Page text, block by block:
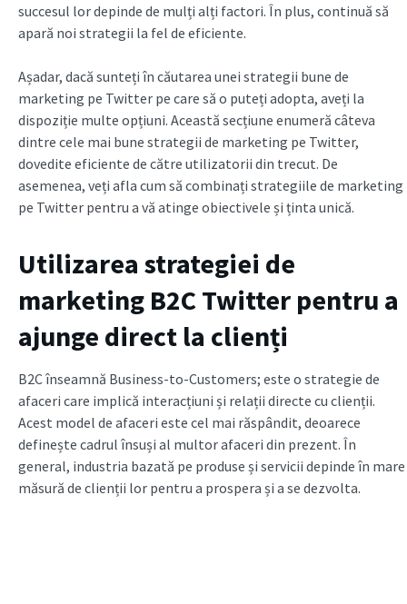
succesul lor depinde de mulți alți factori. În plus, continuă să
apară noi strategii la fel de eficiente.
Așadar, dacă sunteți în căutarea unei strategii bune de
marketing pe Twitter pe care să o puteți adopta, aveți la
dispoziție multe opțiuni. Această secțiune enumeră câteva
dintre cele mai bune strategii de marketing pe Twitter,
dovedite eficiente de către utilizatorii din trecut. De
asemenea, veți afla cum să combinați strategiile de marketing
pe Twitter pentru a vă atinge obiectivele și ținta unică.
Utilizarea strategiei de
marketing B2C Twitter pentru a
ajunge direct la clienți
B2C înseamnă Business-to-Customers; este o strategie de
afaceri care implică interacțiuni și relații directe cu clienții.
Acest model de afaceri este cel mai răspândit, deoarece
definește cadrul însuși al multor afaceri din prezent. În
general, industria bazată pe produse și servicii depinde în mare
măsură de clienții lor pentru a prospera și a se dezvolta.